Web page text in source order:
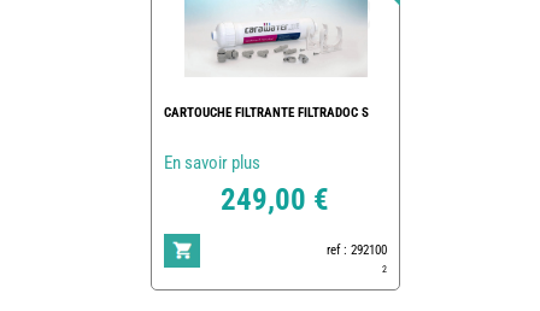
CARTOUCHE FILTRANTE FILTRADOC S
En savoir plus
249,00 €
ref : 292100
2